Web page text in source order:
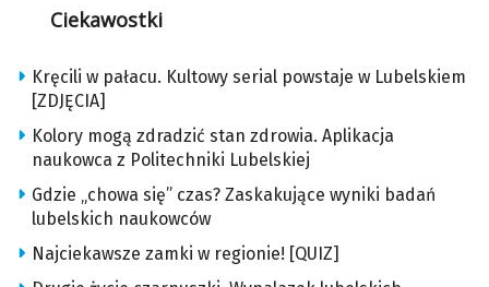
Ciekawostki
Kręcili w pałacu. Kultowy serial powstaje w Lubelskiem
[ZDJĘCIA]
Kolory mogą zdradzić stan zdrowia. Aplikacja
naukowca z Politechniki Lubelskiej
Gdzie „chowa się” czas? Zaskakujące wyniki badań
lubelskich naukowców
Najciekawsze zamki w regionie! [QUIZ]